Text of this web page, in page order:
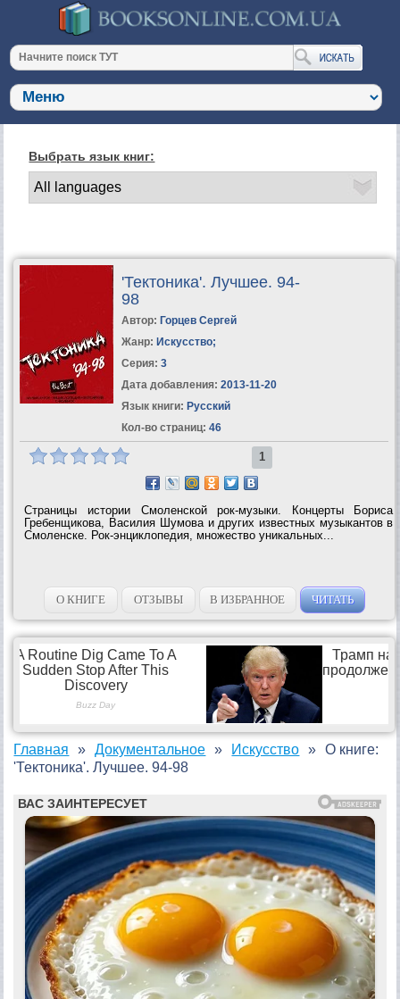
Выбрать язык книг:
'Тектоника'. Лучшее. 94-
98
Автор: Горцев Сергей
Жанр: Искусство;
Серия: 3
Дата добавления: 2013-11-20
Язык книги: Русский
Кол-во страниц: 46
1
Страницы истории Смоленской рок-музыки. Концерты Бориса
Гребенщикова, Василия Шумова и других известных музыкантов в
Смоленске. Рок-энциклопедия, множество уни­кальных...
О КНИГЕ ОТЗЫВЫ В ИЗБРАННОЕ ЧИТАТЬ
Главная Документальное Искусство
О книге:
'Тектоника'. Лучшее. 94-98